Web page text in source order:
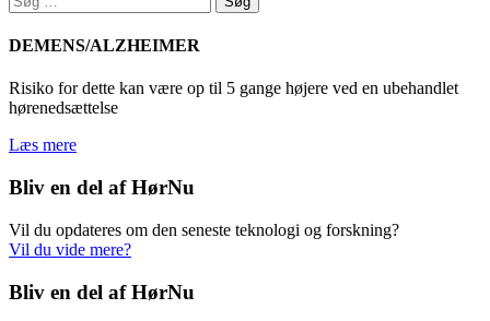
efter:
DEMENS/ALZHEIMER
Risiko for dette kan være op til 5 gange højere ved en ubehandlet
hørenedsættelse
Læs mere
Bliv en del af HørNu
Vil du opdateres om den seneste teknologi og forskning?
Vil du vide mere?
Bliv en del af HørNu